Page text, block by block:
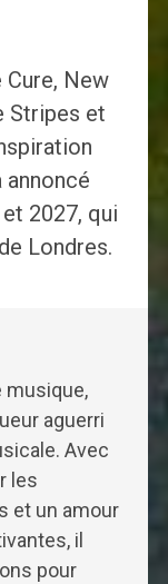
New
Stripes et
annoncé
2027, qui
Londres.
musique,
aguerri
Avec
les
et un amour
il
pour